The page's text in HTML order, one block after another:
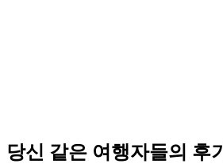
당신 같은 여행자들의 후기